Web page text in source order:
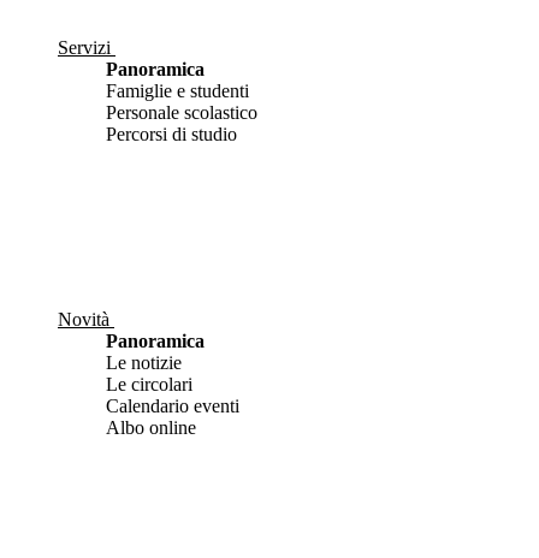
Servizi
Panoramica
Famiglie e studenti
Personale scolastico
Percorsi di studio
Novità
Panoramica
Le notizie
Le circolari
Calendario eventi
Albo online